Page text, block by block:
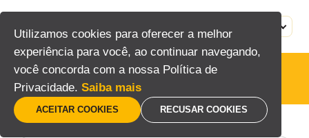
Utilizamos cookies para oferecer a melhor
experiência para você, ao continuar navegando,
você concorda com a nossa Política de
Privacidade. Saiba mais
RECUSAR COOKIES
ACEITAR COOKIES
conteúdo
Home
Home